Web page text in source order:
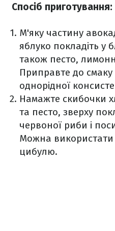
Спосіб приготування:
М'яку частину
яблуко покладіть у
також песто,
Приправте до смаку
однорідної
Намажте скибочки
та песто, зверху
червоної риби і
Можна використати
цибулю.